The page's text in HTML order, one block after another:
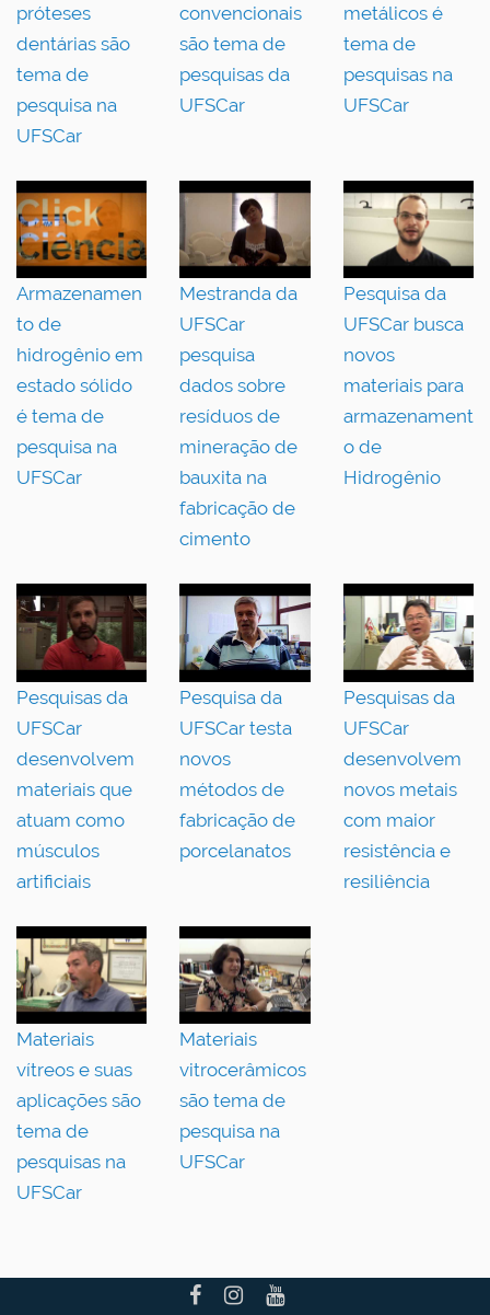
próteses
dentárias são
tema de
pesquisa na
UFSCar
convencionais
são tema de
pesquisas da
UFSCar
metálicos é
tema de
pesquisas na
UFSCar
Armazenamen
to de
hidrogênio em
estado sólido
é tema de
pesquisa na
UFSCar
Mestranda da
UFSCar
pesquisa
dados sobre
resíduos de
mineração de
bauxita na
fabricação de
cimento
Pesquisa da
UFSCar busca
novos
materiais para
armazenament
o de
Hidrogênio
Pesquisas da
UFSCar
desenvolvem
materiais que
atuam como
músculos
artificiais
Pesquisa da
UFSCar testa
novos
métodos de
fabricação de
porcelanatos
Pesquisas da
UFSCar
desenvolvem
novos metais
com maior
resistência e
resiliência
Materiais
vítreos e suas
aplicações são
tema de
pesquisas na
UFSCar
Materiais
vitrocerâmicos
são tema de
pesquisa na
UFSCar